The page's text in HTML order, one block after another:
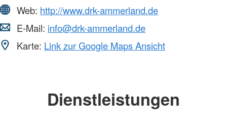
Web: http://www.drk-ammerland.de
E-Mail: info@drk-ammerland.de
Karte: Link zur Google Maps Ansicht
Dienstleistungen